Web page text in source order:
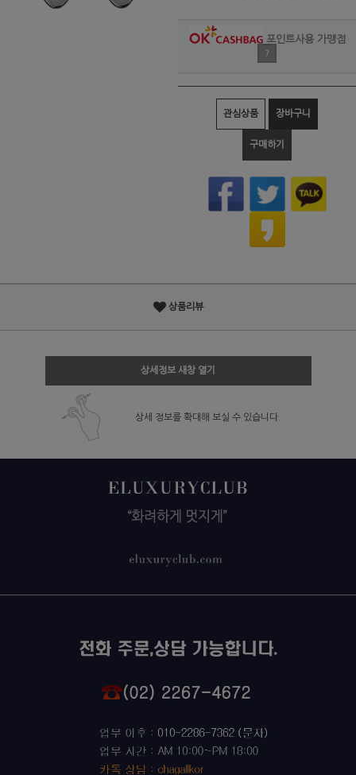
포인트사용 가맹점
?
관심상품 장바구니
구매하기
상품리뷰
상세정보 새창 열기
상세 정보를 확대해 보실 수 있습니다.